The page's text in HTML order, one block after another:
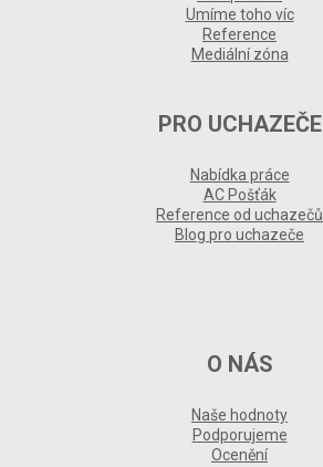
Umíme toho víc
Reference
Mediální zóna
PRO UCHAZEČE
Nabídka práce
AC Pošťák
Reference od uchazečů
Blog pro uchazeče
O NÁS
Naše hodnoty
Podporujeme
Ocenění